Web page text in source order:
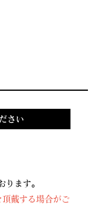
さい
ります。
頂戴する場合がご